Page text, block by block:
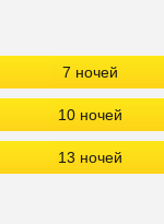
7 ночей
10 ночей
13 ночей